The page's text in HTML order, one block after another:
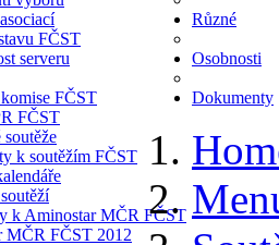
FČST
serveru
FČST
FČST
soutěže
k soutěžím FČST
k Aminostar MČR FČST
MČR FČST 2012
Různé
Osobnosti
Dokumenty